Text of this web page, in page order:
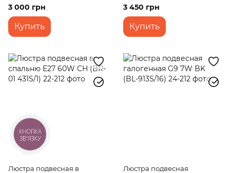
968C/4)
3 000 грн
Купить
3 450 грн
Купить
Люстра подвесная в
Люстра подвесная
КНОПКА
ЗВ'ЯЗКУ